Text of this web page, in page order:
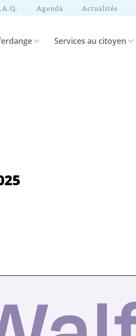
Agenda Actualités
Services au citoyen